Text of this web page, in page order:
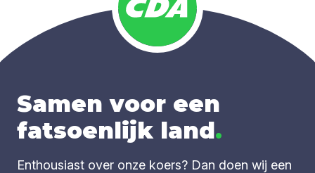
Samen voor een
fatsoenlijk land.
Enthousiast over onze koers? Dan doen wij een